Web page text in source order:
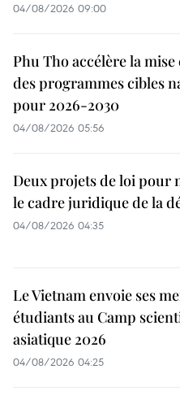
04/08/2026 09:00
Phu Tho accélère la
des programmes cibles
pour 2026-2030
04/08/2026 05:56
Deux projets de loi pour
le cadre juridique de la
04/08/2026 04:35
Le Vietnam envoie ses
étudiants au Camp
asiatique 2026
04/08/2026 04:25